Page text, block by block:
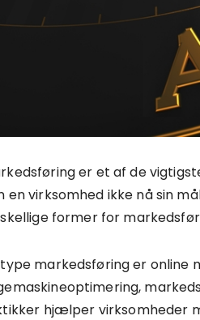
er et af de
en virksomhed ikke nå sin
former for
type markedsføring er online
hjælper virksomheder